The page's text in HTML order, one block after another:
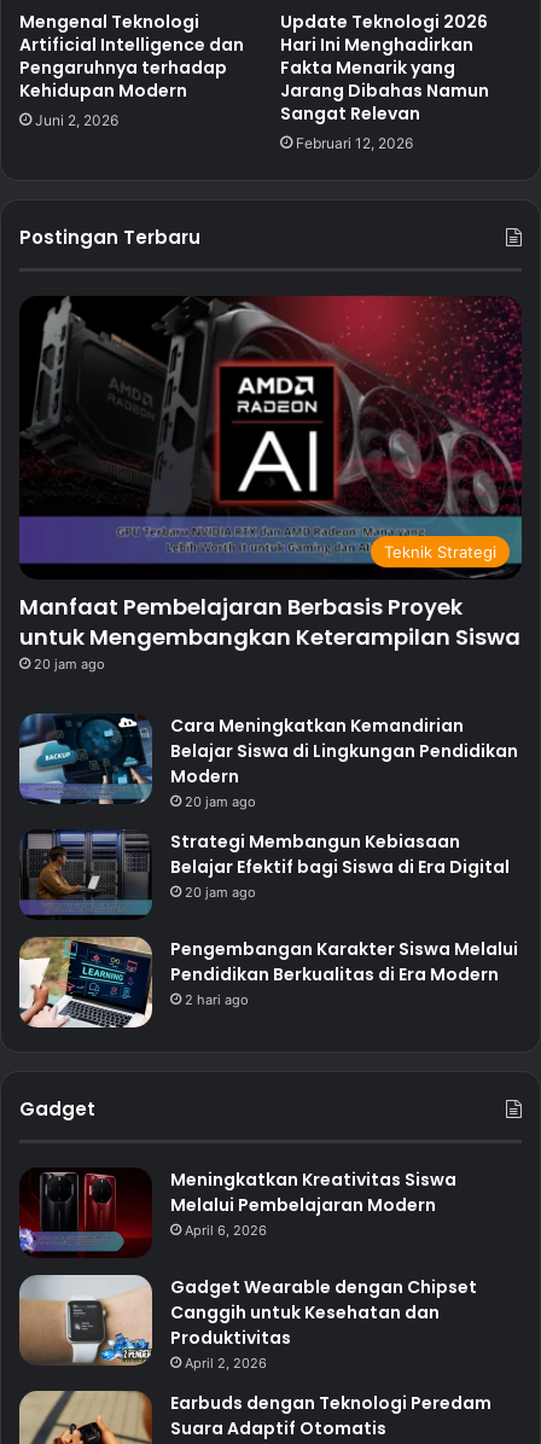
Mengenal Teknologi
Artificial Intelligence dan
Pengaruhnya terhadap
Kehidupan Modern
Juni 2, 2026
Update Teknologi 2026
Hari Ini Menghadirkan
Fakta Menarik yang
Jarang Dibahas Namun
Sangat Relevan
Februari 12, 2026
Postingan Terbaru
Teknik Strategi
Manfaat Pembelajaran Berbasis Proyek
untuk Mengembangkan Keterampilan Siswa
20 jam ago
Cara Meningkatkan Kemandirian
Belajar Siswa di Lingkungan Pendidikan
Modern
20 jam ago
Strategi Membangun Kebiasaan
Belajar Efektif bagi Siswa di Era Digital
20 jam ago
Pengembangan Karakter Siswa Melalui
Pendidikan Berkualitas di Era Modern
2 hari ago
Gadget
Meningkatkan Kreativitas Siswa
Melalui Pembelajaran Modern
April 6, 2026
Gadget Wearable dengan Chipset
Canggih untuk Kesehatan dan
Produktivitas
April 2, 2026
Earbuds dengan Teknologi Peredam
Suara Adaptif Otomatis